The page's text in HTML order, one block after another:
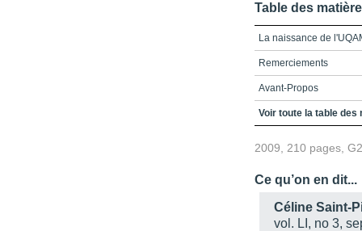
Table des
La naissance de
Remerciements
Avant-Propos
Table de matières
Repères
Structure
Voir toute la table des
2009, 210 pages,
Ce qu’on en dit...
Céline Saint-
vol. LI, no 3,